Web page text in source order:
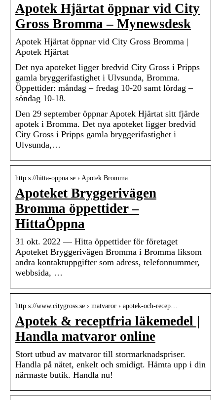
Apotek Hjärtat öppnar vid City
Gross Bromma – Mynewsdesk
Apotek Hjärtat öppnar vid City Gross Bromma |
Apotek Hjärtat
Det nya apoteket ligger bredvid City Gross i Pripps
gamla bryggerifastighet i Ulvsunda, Bromma.
Öppettider: måndag – fredag 10-20 samt lördag –
söndag 10-18.
Den 29 september öppnar Apotek Hjärtat sitt fjärde
apotek i Bromma. Det nya apoteket ligger bredvid
City Gross i Pripps gamla bryggerifastighet i
Ulvsunda,…
http s://hitta-oppna.se › Apotek Bromma
Apoteket Bryggerivägen
Bromma öppettider –
HittaÖppna
31 okt. 2022 — Hitta öppettider för företaget
Apoteket Bryggerivägen Bromma i Bromma liksom
andra kontaktuppgifter som adress, telefonnummer,
webbsida, …
http s://www.citygross.se › matvaror › apotek-och-recep…
Apotek & receptfria läkemedel |
Handla matvaror online
Stort utbud av matvaror till stormarknadspriser.
Handla på nätet, enkelt och smidigt. Hämta upp i din
närmaste butik. Handla nu!